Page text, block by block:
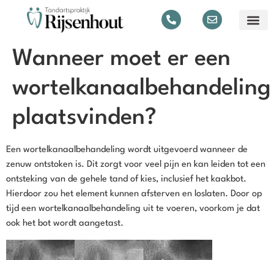
Wanneer moet er een
wortelkanaalbehandeling
plaatsvinden?
Een wortelkanaalbehandeling wordt uitgevoerd wanneer de
zenuw ontstoken is. Dit zorgt voor veel pijn en kan leiden tot een
ontsteking van de gehele tand of kies, inclusief het kaakbot.
Hierdoor zou het element kunnen afsterven en loslaten. Door op
tijd een wortelkanaalbehandeling uit te voeren, voorkom je dat
ook het bot wordt aangetast.